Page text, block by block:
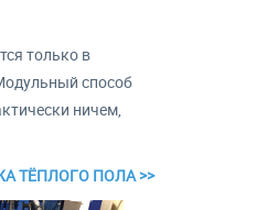
только в
способ
ничем,
ТЁПЛОГО ПОЛА >>